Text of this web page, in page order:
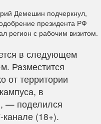
Демешин подчеркнул,
президента РФ
регион с рабочим визитом.
в следующем
Разместится
от территории
в
— поделился
(18+).